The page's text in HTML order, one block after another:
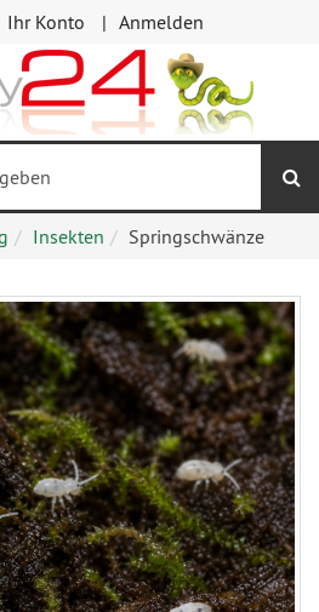
Ihr Konto Anmelden
Insekten Springschwänze